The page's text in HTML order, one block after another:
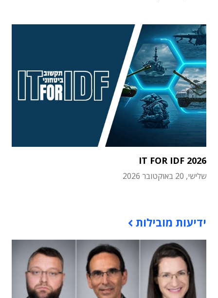
IT FOR IDF 2026
שלישי, 20 באוקטובר 2026
ידיעות מובילות